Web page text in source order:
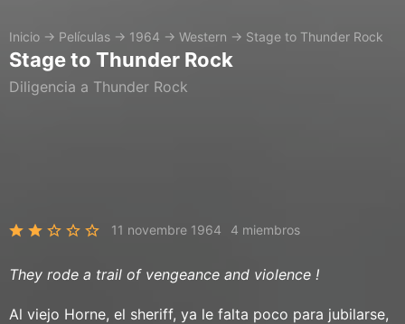
Inicio → Películas → 1964 → Western → Stage to Thunder Rock
Stage to Thunder Rock
Diligencia a Thunder Rock
11 novembre 1964 4 miembros
They rode a trail of vengeance and violence !
Al viejo Horne, el sheriff, ya le falta poco para jubilarse,